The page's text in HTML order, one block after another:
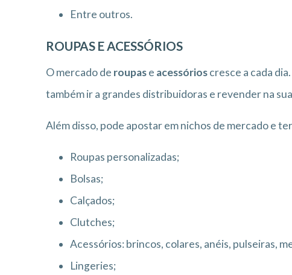
Entre outros.
ROUPAS E ACESSÓRIOS
O mercado de roupase acessórioscresce a cada
também ir a grandes distribuidoras e revender na
Além disso, pode apostar em nichos de mercado e
Roupas personalizadas;
Bolsas;
Calçados;
Clutches;
Acessórios: brincos, colares, anéis, pulseiras,
Lingeries;